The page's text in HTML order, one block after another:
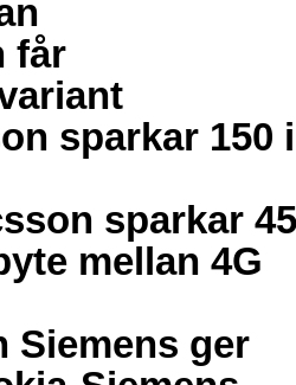
får
sparkar 150 i
sparkar
mellan 4G
Siemens ger